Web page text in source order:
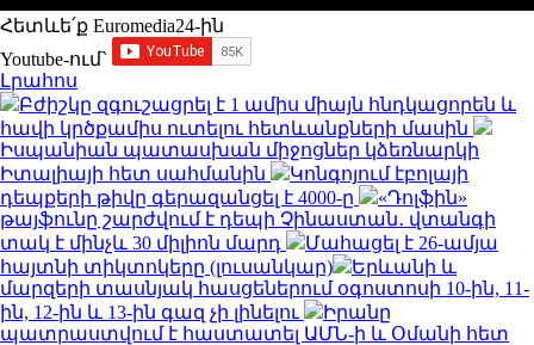
Հետևե՛ք Euromedia24-ին
Youtube-ում`
Լրահոս
Բժիշկը զգուշացրել է 1 ամիս միայն հնդկացորեն և
հավի կրծքամիս ուտելու հետևանքների մասին
Իսպանիան պատասխան միջոցներ կձեռնարկի
Իտալիայի հետ սահմանին
Կոնգոյում էբոլայի
դեպքերի թիվը գերազանցել է 4000-ը
«Դոլֆին»
թայֆունը շարժվում է դեպի Չինաստան․ վտանգի
տակ է մինչև 30 միլիոն մարդ
Մահացել է 26-ամյա
հայտնի տիկտոկերը (լուսանկար)
Երևանի և
մարզերի տասնյակ հասցեներում օգոստոսի 10-ին, 11-
ին, 12-ին և 13-ին գազ չի լինելու
Իրանը
պատրաստվում է հաստատել ԱՄՆ-ի և Օմանի հետ